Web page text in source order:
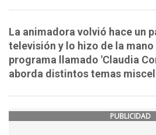
La animadora volvió hace un
televisión y lo hizo de la mano
programa llamado 'Claudia
aborda distintos temas
PUBLICIDAD